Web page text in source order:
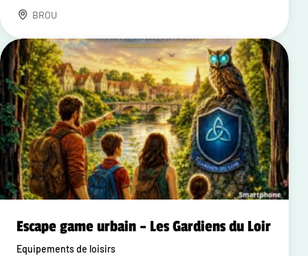
BROU
Escape game urbain – Les Gardiens du Loir
Equipements de loisirs